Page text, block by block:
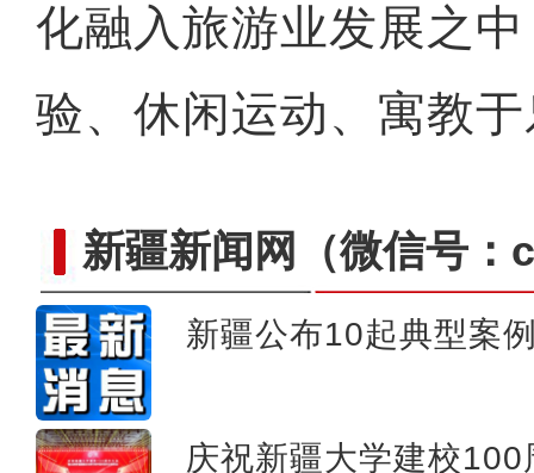
化融入旅游业发展之
验、休闲运动、寓教
新疆新闻网 （微信号
新疆公布10起典型案
庆祝新疆大学建校